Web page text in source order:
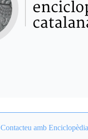
Contacteu amb